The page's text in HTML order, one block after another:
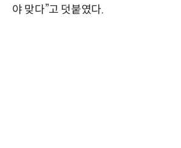
야 맞다”고 덧붙였다.